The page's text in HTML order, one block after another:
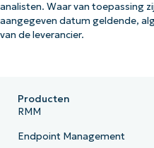
analisten. Waar van toepassing
aangegeven datum geldende,
van de leverancier.
Producten
RMM
Endpoint Management